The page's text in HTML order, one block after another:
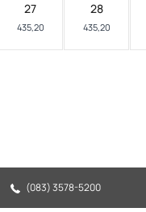
27
435,20
28
435,20
(083) 3578-5200